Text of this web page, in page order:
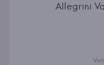
Allegrini